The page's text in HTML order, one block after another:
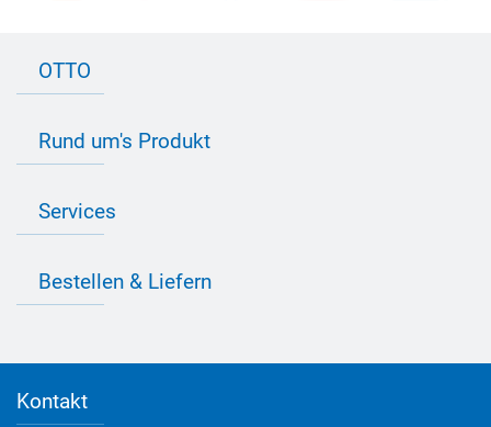
OTTO
Bau Newsletter
Presse
Jobs
Referenzen
Rund um's Produkt
Farbvielfalt
Informationen zu Prüfzeichen
Services
Farbempfehlungen
Verbrauchsrechner
Medienportal
Bestellen & Liefern
Bestelloptionen
Elektronischer Rechnungsversand
Kontakt